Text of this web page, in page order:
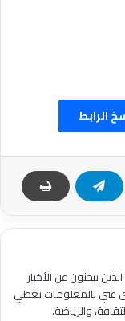
الرابط
يبحثون عن الأخبار
غني بالمعلومات يغطي
والرياضة.